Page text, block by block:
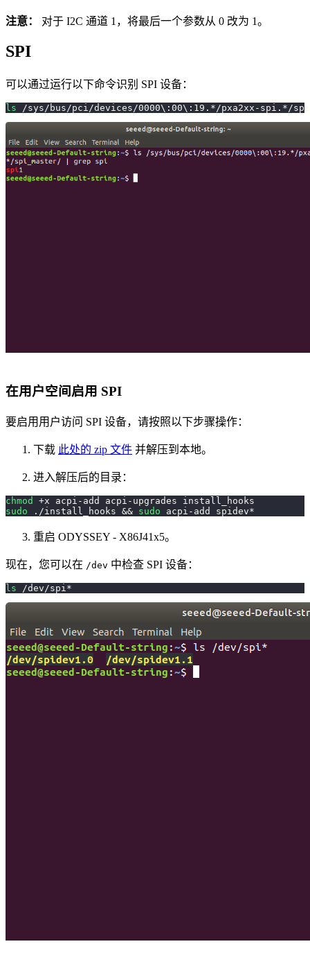
注意： 对于 I2C 通道 1，将最后一个参数从 0 改为 1。
SPI
可以通过运行以下命令识别 SPI 设备：
ls /sys/bus/pci/devices/0000\ :00\ :19.*/pxa2xx-spi.*/
在用户空间启用 SPI
要启用用户访问 SPI 设备，请按照以下步骤操作：
下载 此处的 zip 文件 并解压到本地。
进入解压后的目录：
chmod
+x acpi-add acpi-upgrades install_hooks
sudo ./install_hooks && sudo acpi-add spidev*
重启 ODYSSEY - X86J41x5。
现在，您可以在 /dev 中检查 SPI 设备：
ls /dev/spi*